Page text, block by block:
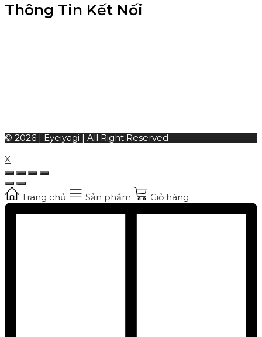
Thông Tin Kết Nối
© 2026 | Eyeiyagi | All Right Reserved
X
Trang chủ Sản phẩm Giỏ hàng